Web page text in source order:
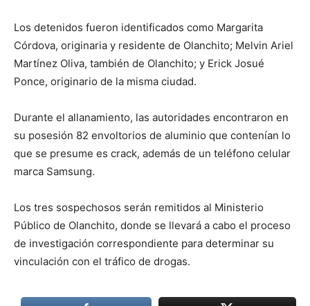
Los detenidos fueron identificados como Margarita
Córdova, originaria y residente de Olanchito; Melvin Ariel
Martínez Oliva, también de Olanchito; y Erick Josué
Ponce, originario de la misma ciudad.
Durante el allanamiento, las autoridades encontraron en
su posesión 82 envoltorios de aluminio que contenían lo
que se presume es crack, además de un teléfono celular
marca Samsung.
Los tres sospechosos serán remitidos al Ministerio
Público de Olanchito, donde se llevará a cabo el proceso
de investigación correspondiente para determinar su
vinculación con el tráfico de drogas.